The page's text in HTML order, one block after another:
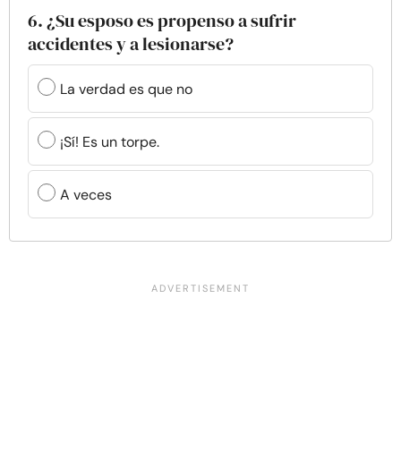
6. ¿Su esposo es propenso a sufrir
accidentes y a lesionarse?
La verdad es que no
¡Sí! Es un torpe.
A veces